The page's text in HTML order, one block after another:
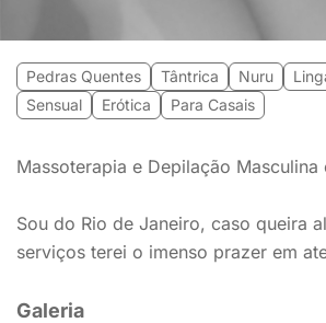
Pedras Quentes Tântrica Nuru
Sensual
Erótica Para Casais
Massoterapia e Depilação Masculina
Sou do Rio de Janeiro, caso queira
serviços terei o imenso prazer em
Galeria